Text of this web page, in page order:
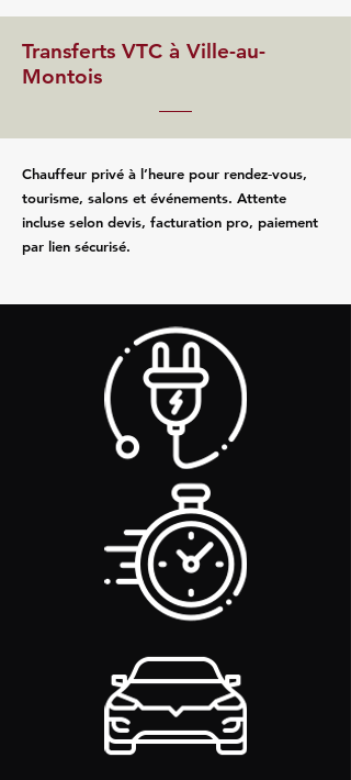
Transferts VTC à Ville-au-
Montois
Chauffeur privé à l’heure pour rendez‑vous,
tourisme, salons et événements. Attente
incluse selon devis, facturation pro, paiement
par lien sécurisé.